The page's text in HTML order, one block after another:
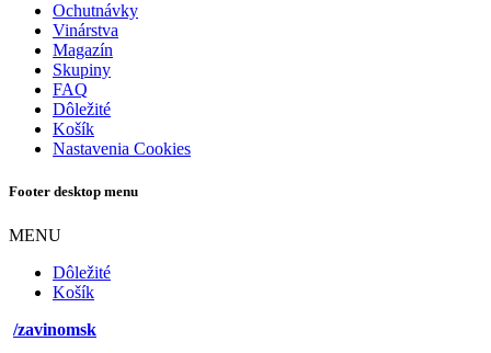
Ochutnávky
Vinárstva
Magazín
Skupiny
FAQ
Dôležité
Košík
Nastavenia Cookies
Footer desktop menu
MENU
Dôležité
Košík
/zavinomsk